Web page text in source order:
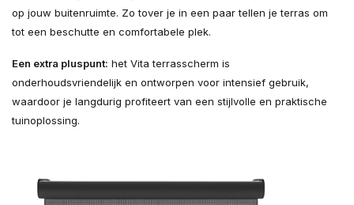
op jouw buitenruimte. Zo tover je in een paar tellen je terras om
tot een beschutte en comfortabele plek.
Een extra pluspunt: het Vita terrasscherm is
onderhoudsvriendelijk en ontworpen voor intensief gebruik,
waardoor je langdurig profiteert van een stijlvolle en praktische
tuinoplossing.